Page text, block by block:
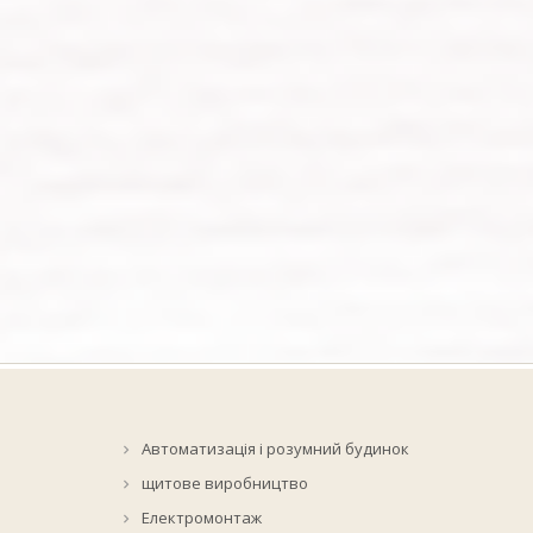
Автоматизація і розумний будинок
щитове виробництво
Електромонтаж